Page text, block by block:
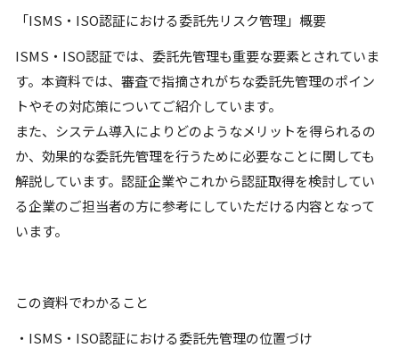
「ISMS・ISO認証における委託先リスク管理」概要
ISMS・ISO認証では、委託先管理も重要な要素とされていま
す。本資料では、審査で指摘されがちな委託先管理のポイン
トやその対応策についてご紹介しています。
また、システム導入によりどのようなメリットを得られるの
か、効果的な委託先管理を行うために必要なことに関しても
解説しています。認証企業やこれから認証取得を検討してい
る企業のご担当者の方に参考にしていただける内容となって
います。
この資料でわかること
・ISMS・ISO認証における委託先管理の位置づけ